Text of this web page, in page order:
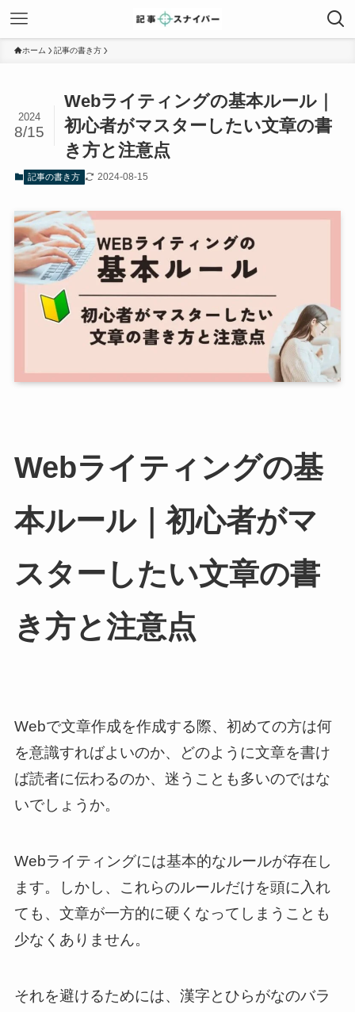
ホーム 記事の書き方
Webライティングの基本ルール｜
初心者がマスターしたい文章の書
き方と注意点
2024
8/15
記事の書き方 2024-08-15
Webライティングの基
本ルール｜初心者がマ
スターしたい文章の書
き方と注意点
Webで文章作成を作成する際、初めての方は何
を意識すればよいのか、どのように文章を書け
ば読者に伝わるのか、迷うことも多いのではな
いでしょうか。
Webライティングには基本的なルールが存在し
ます。しかし、これらのルールだけを頭に入れ
ても、文章が一方的に硬くなってしまうことも
少なくありません。
それを避けるためには、漢字とひらがなのバラ